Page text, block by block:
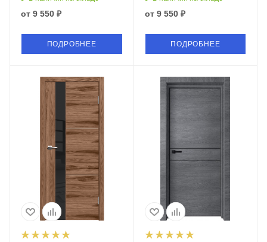
от 9 550 ₽
ПОДРОБНЕЕ
от 9 550 ₽
ПОДРОБНЕЕ